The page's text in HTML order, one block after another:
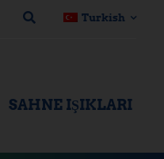
Turkish
SAHNE IŞIKLARI